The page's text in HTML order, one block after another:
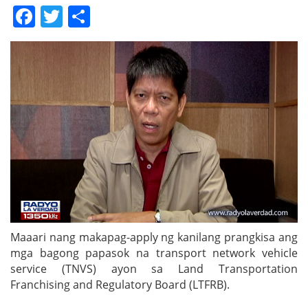
Facebook
Twitter
Maaari nang makapag-apply ng kanilang prangkisa ang
mga bagong papasok na transport network vehicle
service (TNVS) ayon sa Land Transportation
Franchising and Regulatory Board (LTFRB).